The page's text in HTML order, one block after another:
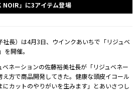
NOIR」に3アイテム登場
社長）は4月3日、ウインクあいちで「リジュベ
を開催。
ベネーションの佐藤裕美社長が「リジュベネー
え方で商品開発してきた。健康な頭皮イコール
にカットのやりがいを生みます」とあいさつし